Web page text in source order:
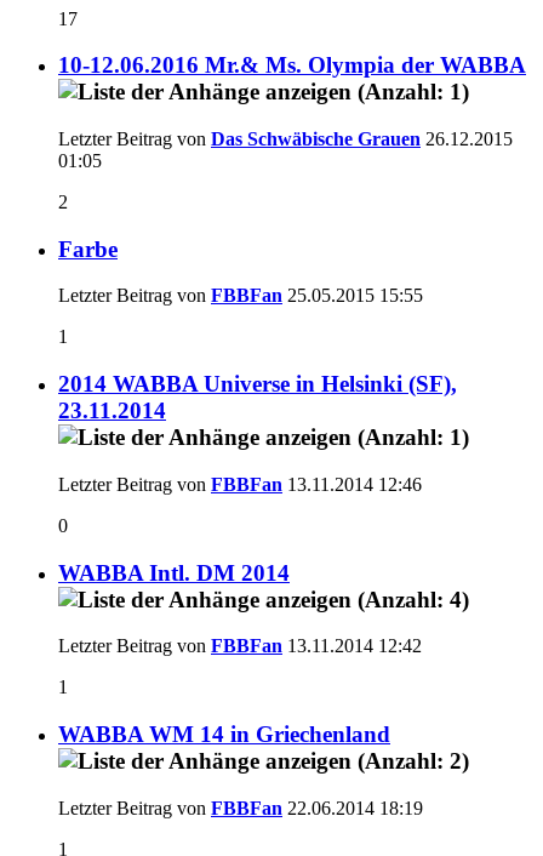
17
10-12.06.2016 Mr.& Ms. Olympia der WABBA
Letzter Beitrag von Das Schwäbische Grauen 26.12.2015
01:05
2
Farbe
Letzter Beitrag von FBBFan 25.05.2015 15:55
1
2014 WABBA Universe in Helsinki (SF),
23.11.2014
Letzter Beitrag von FBBFan 13.11.2014 12:46
0
WABBA Intl. DM 2014
Letzter Beitrag von FBBFan 13.11.2014 12:42
1
WABBA WM 14 in Griechenland
Letzter Beitrag von FBBFan 22.06.2014 18:19
1